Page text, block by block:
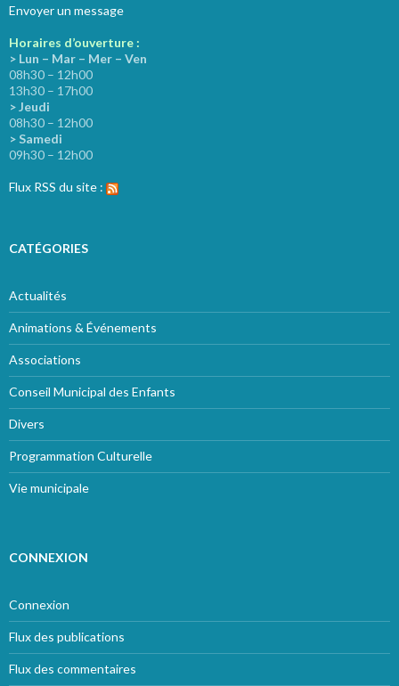
Envoyer un message
Horaires d’ouverture :
> Lun – Mar – Mer – Ven
08h30 – 12h00
13h30 – 17h00
> Jeudi
08h30 – 12h00
> Samedi
09h30 – 12h00
Flux RSS du site :
CATÉGORIES
Actualités
Animations & Événements
Associations
Conseil Municipal des Enfants
Divers
Programmation Culturelle
Vie municipale
CONNEXION
Connexion
Flux des publications
Flux des commentaires